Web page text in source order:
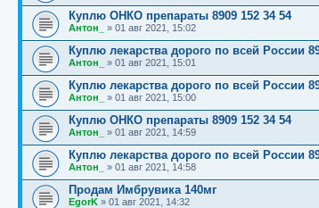
Куплю ОНКО препараты 8909 152 34 54
Антон_ » 01 авг 2021, 15:02
Куплю лекарства дорого по всей России
Антон_ » 01 авг 2021, 15:01
Куплю лекарства дорого по всей России
Антон_ » 01 авг 2021, 15:00
Куплю ОНКО препараты 8909 152 34 54
Антон_ » 01 авг 2021, 14:59
Куплю лекарства дорого по всей России
Антон_ » 01 авг 2021, 14:58
Продам Имбрувика 140мг
EgorK » 01 авг 2021, 14:32